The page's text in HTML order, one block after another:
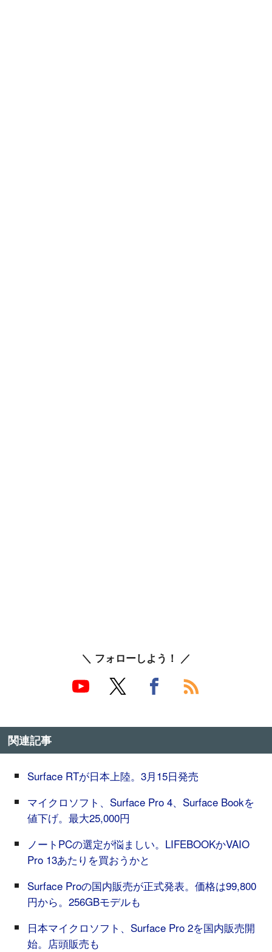
＼ フォローしよう！ ／
関連記事
Surface RTが日本上陸。3月15日発売
マイクロソフト、Surface Pro 4、Surface Bookを
値下げ。最大25,000円
ノートPCの選定が悩ましい。LIFEBOOKかVAIO
Pro 13あたりを買おうかと
Surface Proの国内販売が正式発表。価格は99,800
円から。256GBモデルも
日本マイクロソフト、Surface Pro 2を国内販売開
始。店頭販売も